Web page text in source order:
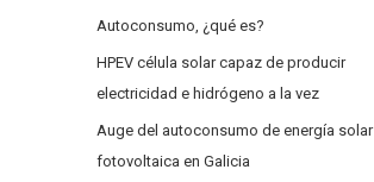
Autoconsumo, ¿qué es?
HPEV célula solar capaz de producir
electricidad e hidrógeno a la vez
Auge del autoconsumo de energía solar
fotovoltaica en Galicia